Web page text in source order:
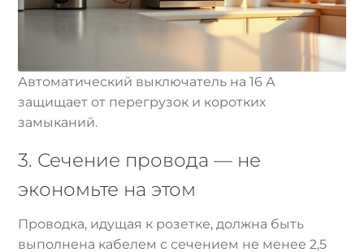
Автоматический выключатель на 16 А
защищает от перегрузок и коротких
замыканий.
3. Сечение провода — не
экономьте на этом
Проводка, идущая к розетке, должна быть
выполнена кабелем с сечением не менее 2,5